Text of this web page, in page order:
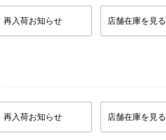
再入荷お知らせ 店舗在庫を見る
再入荷お知らせ 店舗在庫を見る